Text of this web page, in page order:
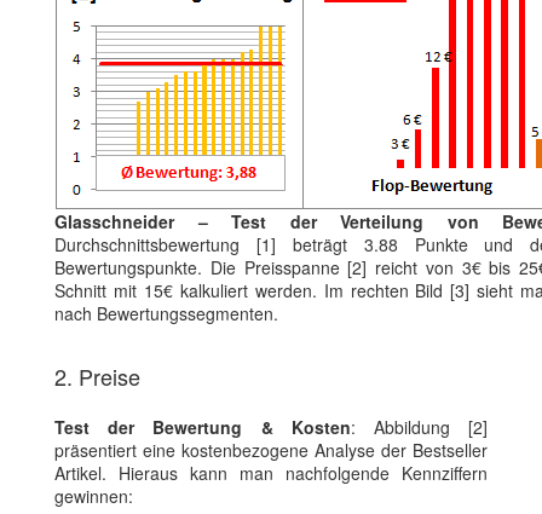
Glasschneider – Test der Verteilung von
Durchschnittsbewertung [1] beträgt 3.88 Punkte
Bewertungspunkte. Die Preisspanne [2] reicht von 3€ bis
Schnitt mit 15€ kalkuliert werden. Im rechten Bild [3] sieht
nach Bewertungssegmenten.
2. Preise
Test der Bewertung & Kosten: Abbildung [2]
präsentiert eine kostenbezogene Analyse der Bestseller
Artikel. Hieraus kann man nachfolgende Kennziffern
gewinnen: